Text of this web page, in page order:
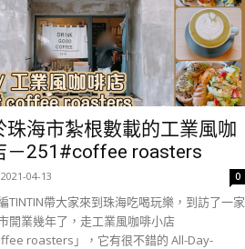
珠海市紮根數載的工業風咖
－251#coffee roasters
2021-04-13 0
TINTIN帶大家來到珠海吃喝玩樂，到訪了一家
開業幾年了，走工業風咖啡小店
roasters」，它有很不錯的 All-Day-